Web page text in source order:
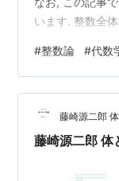
います. 整数全
各 次の係数を
示を以下のよう
a(f;n)x^{n} +
以下の…
#整数論 #代数
藤崎源二郎
藤崎源二郎 体